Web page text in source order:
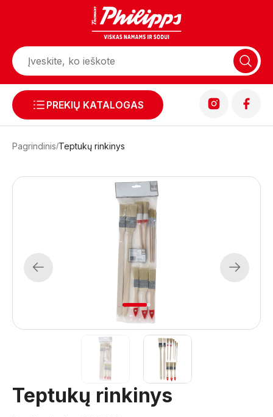
PREKIŲ KATALOGAS
Pagrindinis Teptukų rinkinys
Previous Next
1 2
Teptukų rinkinys